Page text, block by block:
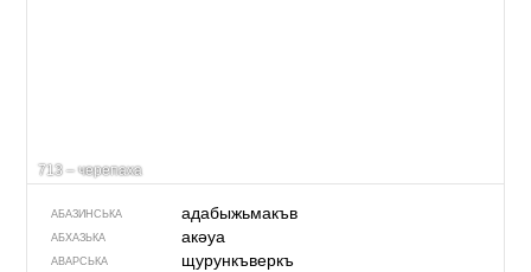
713 – черепаха
АБАЗИНСЬКА адабыжьмакъв
АБХАЗЬКА акәуа
АВАРСЬКА щурункъверкъ